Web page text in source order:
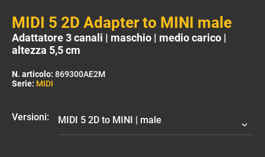
MIDI 5 2D Adapter to MINI male
Adattatore 3 canali | maschio | medio carico |
altezza 5,5 cm
N. articolo: 869300AE2M
Serie: MIDI
Versioni: